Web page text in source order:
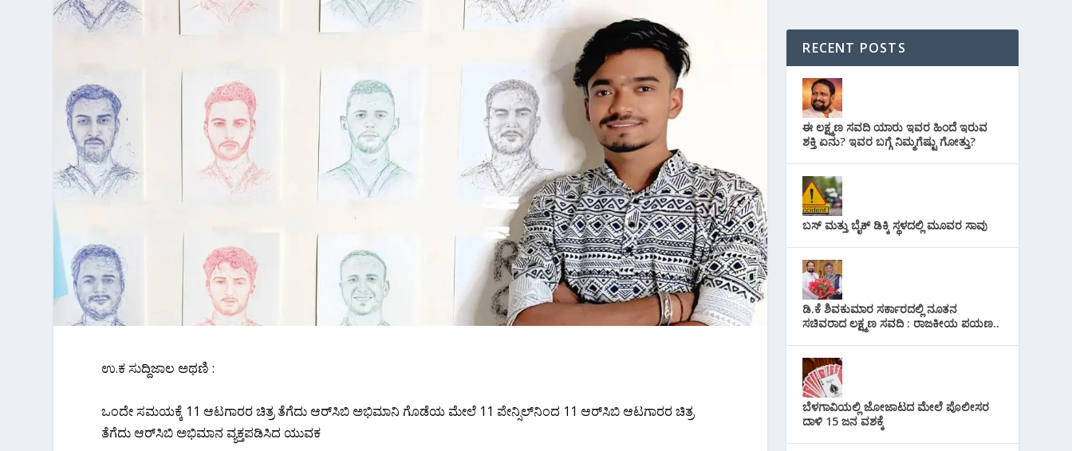
ಉ.ಕ ಸುದ್ದಿಜಾಲ ಅಥಣಿ :
ಒಂದೇ ಸಮಯಕ್ಕೆ 11 ಆಟಗಾರರ ಚಿತ್ರ ತೆಗೆದು ಆರ್‌ಸಿಬಿ ಅಭಿಮಾನಿ ಗೊಡೆಯ ಮೇಲೆ 11 ಪೇನ್ಸಿ‌ಲ್‌ನಿಂದ 11 ಆರ್‌ಸಿಬಿ ಆಟಗಾರರ ಚಿತ್ರ
ತೆಗೆದು ಆರ್‌ಸಿಬಿ ಅಭಿಮಾನ ವ್ಯಕ್ತಪಡಿಸಿದ ಯುವಕ
RECENT POSTS
ಈ ಲಕ್ಷ್ಮಣ ಸವದಿ ಯಾರು ಇವರ ಹಿಂದೆ ಇರುವ
ಶಕ್ತಿ ಏನು? ಇವರ ಬಗ್ಗೆ ನಿಮ್ಮಗೆಷ್ಟು ಗೋತ್ತು?
ಬಸ್ ಮತ್ತು ಬೈಕ್ ಡಿಕ್ಕಿ ಸ್ಥಳದಲ್ಲಿ ಮೂವರ ಸಾವು
ಡಿ.ಕೆ ಶಿವಕುಮಾರ ಸರ್ಕಾರದಲ್ಲಿ ನೂತನ
ಸಚಿವರಾದ ಲಕ್ಷ್ಮಣ ಸವದಿ : ರಾಜಕೀಯ ಪಯಣ..
ಬೆಳಗಾವಿಯಲ್ಲಿ ಜೋಜಾಟದ ಮೇಲೆ ಪೊಲೀಸರ
ದಾಳಿ 15 ಜನ ವಶಕ್ಕೆ